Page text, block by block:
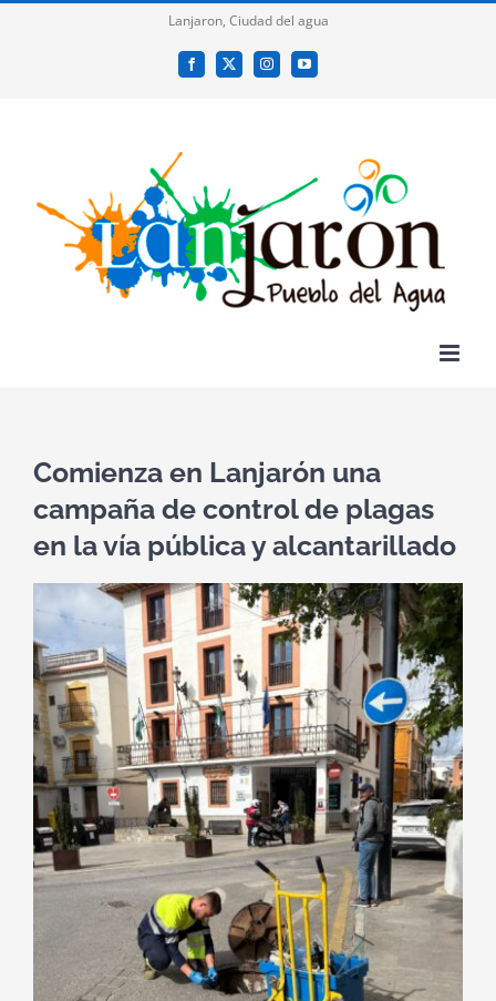
Lanjaron, Ciudad del agua
Facebook
X InstagramYouTube
Comienza en Lanjarón una
campaña de control de plagas
en la vía pública y alcantarillado
imagen
más
grande